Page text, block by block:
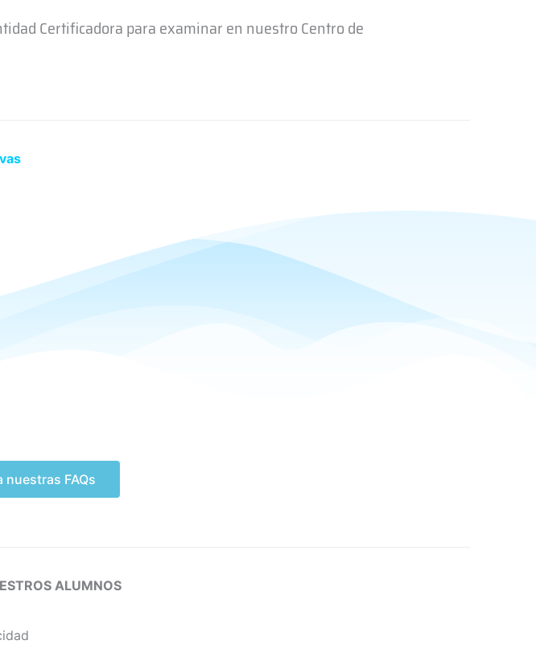
Certificadora para examinar en nuestro Centro de
nuestras FAQs
ALUMNOS